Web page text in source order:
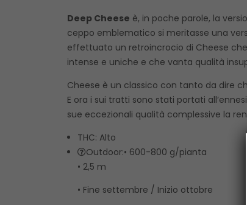
Deep Cheese è, in poche parole, la
ceppo emblematico si meritasse una
effettuato un retroincrocio di Cheese
intense e uniche e che vanta qualità
Cheese è un classico con tanto da dire
E ora i sui tratti sono stati portati
sue eccezionali qualità complessive la
THC: Alto
Outdoor:• 600-800 g/pianta
• 2,5 m
• Fine settembre / Inizio ottobre